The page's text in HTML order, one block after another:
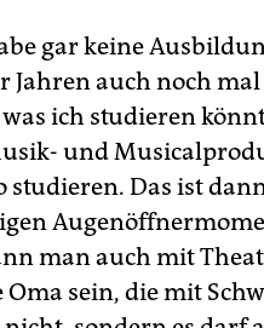
gar keine
Jahren auch noch
ich studieren
und
studieren. Das ist
man auch mit
Oma sein, die mit